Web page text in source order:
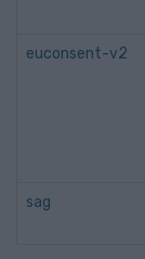
euconsent-v2
sag